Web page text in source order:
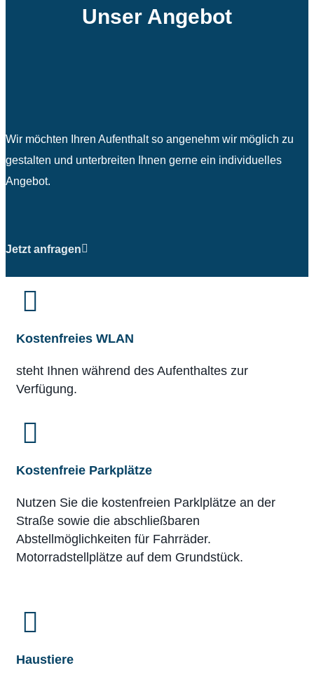
Unser Angebot
Wir möchten Ihren Aufenthalt so angenehm wir möglich zu
gestalten und unterbreiten Ihnen gerne ein individuelles
Angebot.
Jetzt anfragen
Kostenfreies WLAN
steht Ihnen während des Aufenthaltes zur
Verfügung.
Kostenfreie Parkplätze
Nutzen Sie die kostenfreien Parklplätze an der
Straße sowie die abschließbaren
Abstellmöglichkeiten für Fahrräder.
Motorradstellplätze auf dem Grundstück.
Haustiere